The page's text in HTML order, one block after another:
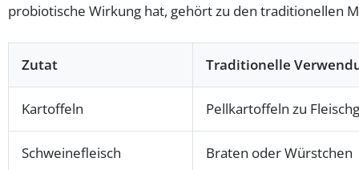
probiotische Wirkung hat, gehört zu den traditionellen
Zutat Traditionelle
Kartoffeln Pellkartoffeln zu
Schweinefleisch Braten oder Würstchen